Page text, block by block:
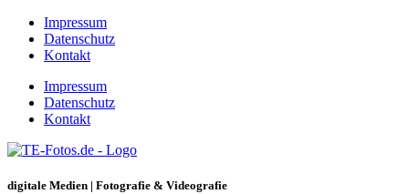
Impressum
Datenschutz
Kontakt
Impressum
Datenschutz
Kontakt
digitale Medien | Fotografie & Videografie